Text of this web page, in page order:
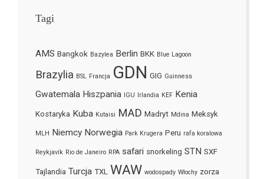
Tagi
AMS Bangkok Bazylea Berlin BKK Blue Lagoon
Brazylia BSL Francja GDN GIG Guinness
Gwatemala Hiszpania IGU Irlandia KEF Kenia
Kostaryka Kuba Kutaisi MAD Madryt Mdina Meksyk
MLH Niemcy Norwegia Park Krugera Peru rafa koralowa
Reykjavík Rio de Janeiro RPA safari snorkeling STN SXF
Tajlandia Turcja TXL WAW wodospady Włochy zorza